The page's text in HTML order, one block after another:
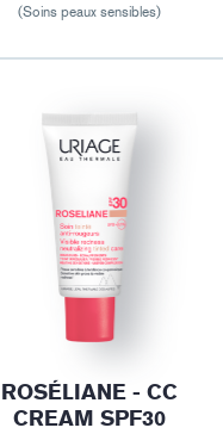
(Soins peaux sensibles)
ROSÉLIANE - CC
CREAM SPF30